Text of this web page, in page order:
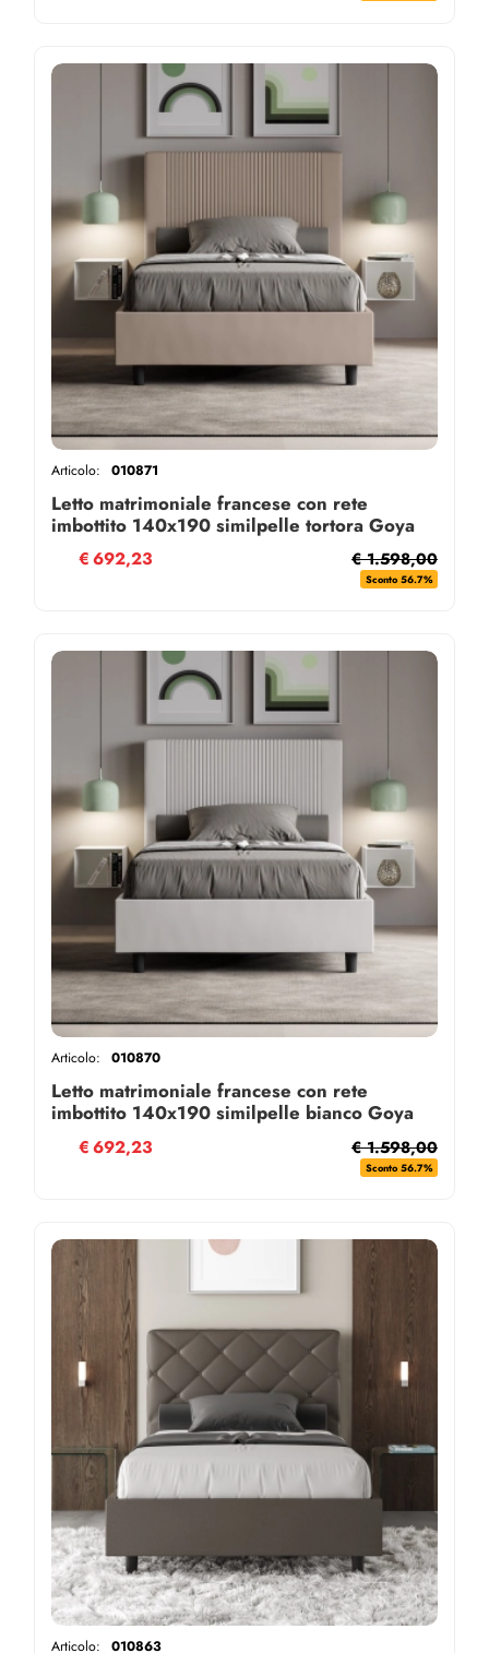
Letto matrimoniale francese con rete
imbottito 140x190 similpelle tortora Goya
Articolo: 010871
€ 1.598,00
Sconto 56.7%
€692,23
Letto matrimoniale francese con rete
imbottito 140x190 similpelle bianco Goya
Articolo: 010870
€ 1.598,00
Sconto 56.7%
€692,23
Articolo: 010863